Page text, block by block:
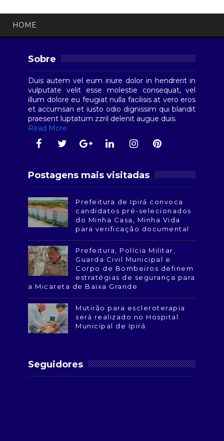
HOME
Sobre
Duis autem vel eum iriure dolor in hendrerit in
vulputate velit esse molestie consequat, vel
illum dolore eu feugiat nulla facilisis at vero eros
et accumsan et iusto odio dignissim qui blandit
praesent luptatum zzril delenit augue duis.
Read More
Postagens mais visitadas
Prefeitura de Ipirá convoca
candidatos pré-selecionados
do Minha Casa, Minha Vida
para verificação documental
Prefeitura, Polícia Militar,
Guarda Civil Municipal e
Corpo de Bombeiros definem
estratégias de segurança para
a Micareta de Baixa Grande
Mutirão para escleroterapia
será realizado no Hospital
Municipal de Ipirá
Seguidores